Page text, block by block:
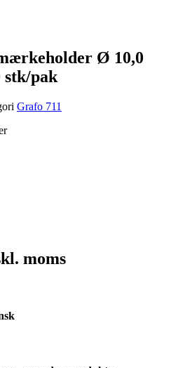
Ø 10,0
stk/pak
Grafo 711
moms